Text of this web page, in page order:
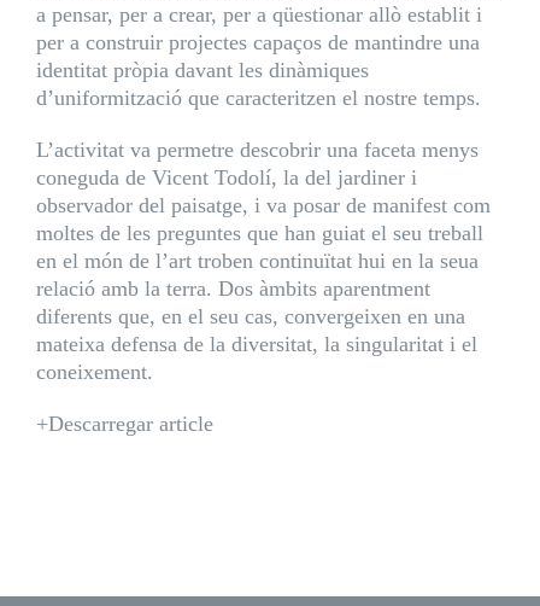
a pensar, per a crear, per a qüestionar allò establit i
per a construir projectes capaços de mantindre una
identitat pròpia davant les dinàmiques
d’uniformització que caracteritzen el nostre temps.
L’activitat va permetre descobrir una faceta menys
coneguda de Vicent Todolí, la del jardiner i
observador del paisatge, i va posar de manifest com
moltes de les preguntes que han guiat el seu treball
en el món de l’art troben continuïtat hui en la seua
relació amb la terra. Dos àmbits aparentment
diferents que, en el seu cas, convergeixen en una
mateixa defensa de la diversitat, la singularitat i el
coneixement.
+Descarregar article